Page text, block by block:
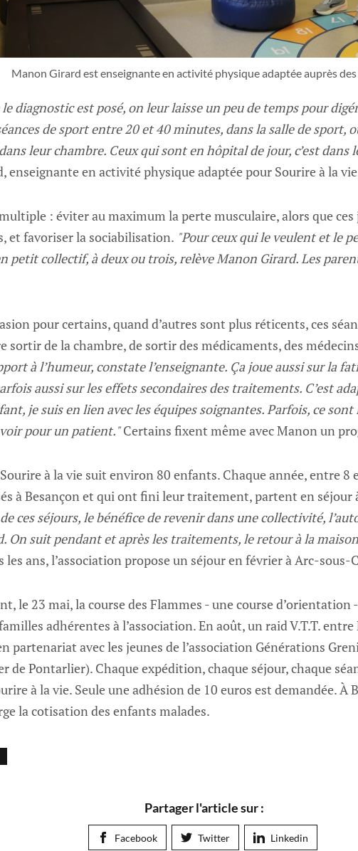
Manon Girard est enseignante en activité physique adaptée auprès
le diagnostic est posé, on leur laisse un peu de temps pour
de sport entre 20 et 40 minutes, dans la salle de sport,
leur chambre. Ceux qui sont en hôpital de jour, c’est dans
enseignante en activité physique adaptée pour Sourire à la
: éviter au maximum la perte musculaire, alors que
et favoriser la sociabilisation. "Pour ceux qui le veulent et le
petit collectif, à deux ou trois, relève Manon Girard. Les
pour certains, quand d’autres sont plus réticents, ces
sortir de la chambre, de sortir des médicaments, des
à l’humeur, constate l’enseignante. Ça joue aussi sur la
aussi sur les effets secondaires des traitements. C’est
je suis en lien avec les équipes soignantes. Parfois, ce
pour un patient."Certains fixent même avec Manon un
Sourire à la vie suit environ 80 enfants. Chaque année, entre
à Besançon et qui ont fini leur traitement, partent en séjour
ces séjours, le bénéfice de revenir dans une collectivité,
On suit pendant et après les traitements, le retour à la
les ans, l’association propose un séjour en février à Arc-sous-
le 23 mai, la course des Flammes - une course
adhérentes à l’association. En août, un raid V.T.T.
partenariat avec les jeunes de l’association Générations
de Pontarlier). Chaque expédition, chaque séjour, chaque
à la vie. Seule une adhésion de 10 euros est demandée. À
la cotisation des enfants malades.
Partager l'article sur :
Facebook Twitter Linkedin